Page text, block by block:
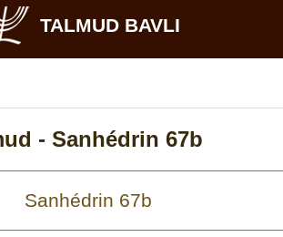
TALMUD BAVLI
- Sanhédrin 67b